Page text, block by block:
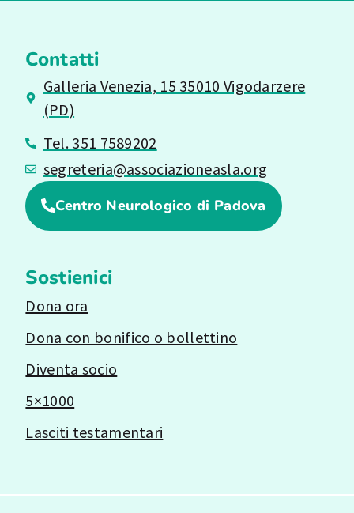
Sostienici
Dona ora
Dona con bonifico o bollettino
Diventa socio
5×1000
Lasciti testamentari
Contatti
Galleria Venezia, 15 35010 Vigodarzere
(PD)
Tel. 351 7589202
segreteria@associazioneasla.org
Centro Neurologico di Padova